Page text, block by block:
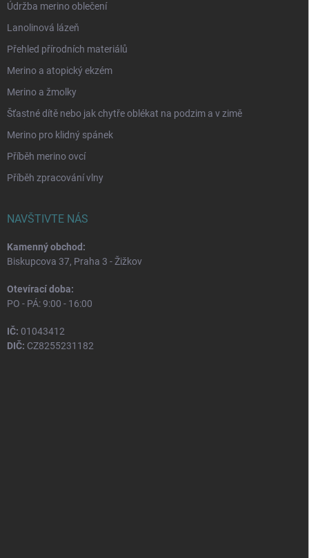
Údržba merino oblečení
Lanolinová lázeň
Přehled přírodních materiálů
Merino a atopický ekzém
Merino a žmolky
Šťastné dítě nebo jak chytře oblékat na podzim a v zimě
Merino pro klidný spánek
Příběh merino ovcí
Příběh zpracování vlny
NAVŠTIVTE NÁS
Kamenný obchod:
Biskupcova 37, Praha 3 - Žižkov
Otevírací doba:
PO - PÁ: 9:00 - 16:00
IČ: 01043412
DIČ: CZ8255231182